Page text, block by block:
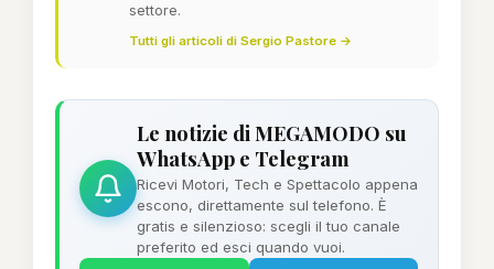
settore.
Tutti gli articoli di Sergio Pastore →
Le notizie di MEGAMODO su
WhatsApp e Telegram
Ricevi Motori, Tech e Spettacolo appena
escono, direttamente sul telefono. È
gratis e silenzioso: scegli il tuo canale
preferito ed esci quando vuoi.